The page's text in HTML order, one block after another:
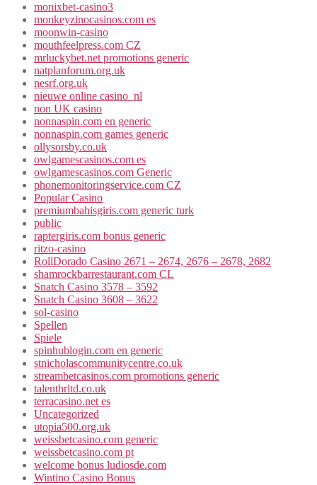
monixbet-casino3
monkeyzinocasinos.com es
moonwin-casino
mouthfeelpress.com CZ
mrluckybet.net promotions generic
natplanforum.org.uk
nesrf.org.uk
nieuwe online casino_nl
non UK casino
nonnaspin.com en generic
nonnaspin.com games generic
ollysorsby.co.uk
owlgamescasinos.com es
owlgamescasinos.com Generic
phonemonitoringservice.com CZ
Popular Casino
premiumbahisgiris.com generic turk
public
raptergiris.com bonus generic
ritzo-casino
RollDorado Casino 2671 – 2674, 2676 – 2678, 2682
shamrockbarrestaurant.com CL
Snatch Casino 3578 – 3592
Snatch Casino 3608 – 3622
sol-casino
Spellen
Spiele
spinhublogin.com en generic
stnicholascommunitycentre.co.uk
streambetcasinos.com promotions generic
talenthrltd.co.uk
terracasino.net es
Uncategorized
utopia500.org.uk
weissbetcasino.com generic
weissbetcasino.com pt
welcome bonus ludiosde.com
Wintino Casino Bonus